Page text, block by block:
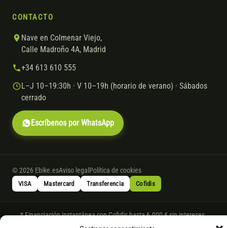
CONTACTO
Nave en Colmenar Viejo,
Calle Madroño 4A, Madrid
+34 613 610 555
L–J 10–19:30h · V 10–19h (horario de verano) · Sábados
cerrado
Escríbenos por WhatsApp
© 2026 Ebike.esAviso legalPolítica de cookies
VISA Mastercard Transferencia Cofidis
* Financiación instantánea con Cofidis hasta 6.000 € sin intereses.
Gasto de apertura: 4% hasta 18 meses y 7% a 24 meses. Consulta